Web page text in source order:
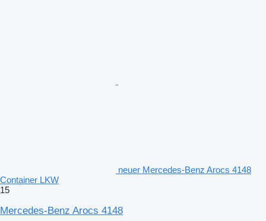
neuer Mercedes-Benz Arocs 4148
Container LKW
15
Mercedes-Benz Arocs 4148